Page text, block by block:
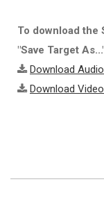
To download
"Save Target
Download
Download